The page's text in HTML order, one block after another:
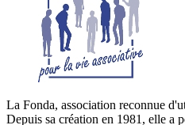
La Fonda, association reconnue
Depuis sa création en 1981, elle a